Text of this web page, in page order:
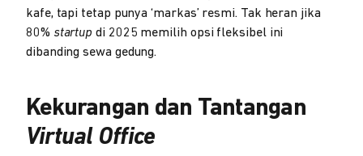
kafe, tapi tetap punya ‘markas’ resmi. Tak heran jika
80% startup di 2025 memilih opsi fleksibel ini
dibanding sewa gedung.
Kekurangan dan Tantangan
Virtual Office